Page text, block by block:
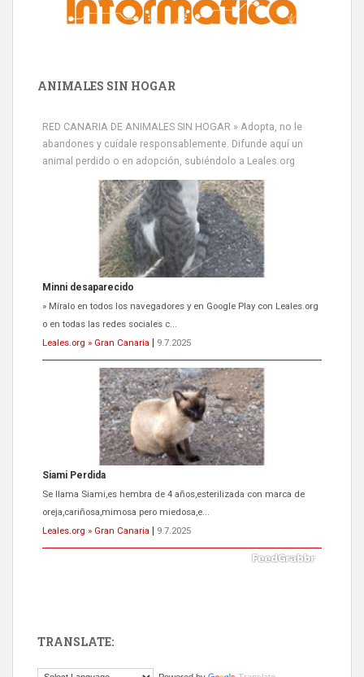
ANIMALES SIN HOGAR
RED CANARIA DE ANIMALES SIN HOGAR » Adopta, no le
abandones y cuídale responsablemente. Difunde aquí un
animal perdido o en adopción, subiéndolo a Leales.org
Siami Perdida
Se llama Siami,es hembra de 4 años,esterilizada con marca de
oreja,cariñosa,mimosa pero miedosa,e...
Leales.org » Gran Canaria
9.7.2025
ADOPCIÓN URGENTE GATA TEROR GRAN CANARIA
El ayuntamiento se va a llevar a Los Gatos callejeros de la zona los
próximos días, ella incluida...
Leales.org » Gran Canaria
9.7.2025
TRANSLATE: